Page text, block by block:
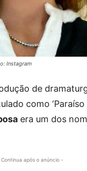
Instagram
de
como ‘Paraíso
era um dos
após o anúncio -